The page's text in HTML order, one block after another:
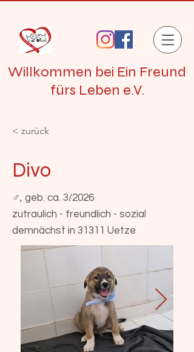
Willkommen bei Ein Freund
fürs Leben e.V.
< zurück
Divo
♂, geb. ca. 3/2026
zutraulich - freundlich - sozial
demnächst in 31311 Uetze